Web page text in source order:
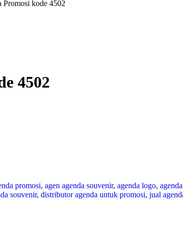
Promosi kode 4502
4502
promosi, agen agenda souvenir, agenda logo,
souvenir, distributor agenda untuk promosi, jual